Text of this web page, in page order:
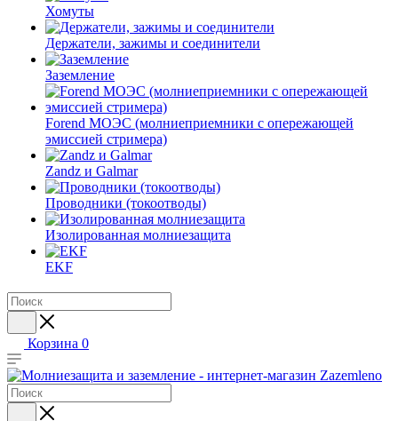
Хомуты
Держатели, зажимы и соединители
Заземление
Forend МОЭС (молниеприемники с опережающей
эмиссией стримера)
Zandz и Galmar
Проводники (токоотводы)
Изолированная молниезащита
EKF
Корзина 0